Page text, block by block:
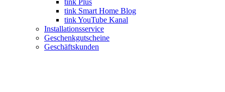
tink Plus
tink Smart Home Blog
tink YouTube Kanal
Installationsservice
Geschenkgutscheine
Geschäftskunden